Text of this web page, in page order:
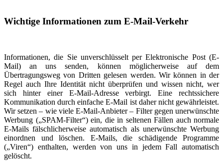
Wichtige Informationen zum E-Mail-Verkehr
Informationen, die Sie unverschlüsselt per Elektronische Post (E-
Mail) an uns senden, können möglicherweise auf dem
Übertragungsweg von Dritten gelesen werden. Wir können in der
Regel auch Ihre Identität nicht überprüfen und wissen nicht, wer
sich hinter einer E-Mail-Adresse verbirgt. Eine rechtssichere
Kommunikation durch einfache E-Mail ist daher nicht gewährleistet.
Wir setzen – wie viele E-Mail-Anbieter – Filter gegen unerwünschte
Werbung („SPAM-Filter“) ein, die in seltenen Fällen auch normale
E-Mails fälschlicherweise automatisch als unerwünschte Werbung
einordnen und löschen. E-Mails, die schädigende Programme
(„Viren“) enthalten, werden von uns in jedem Fall automatisch
gelöscht.